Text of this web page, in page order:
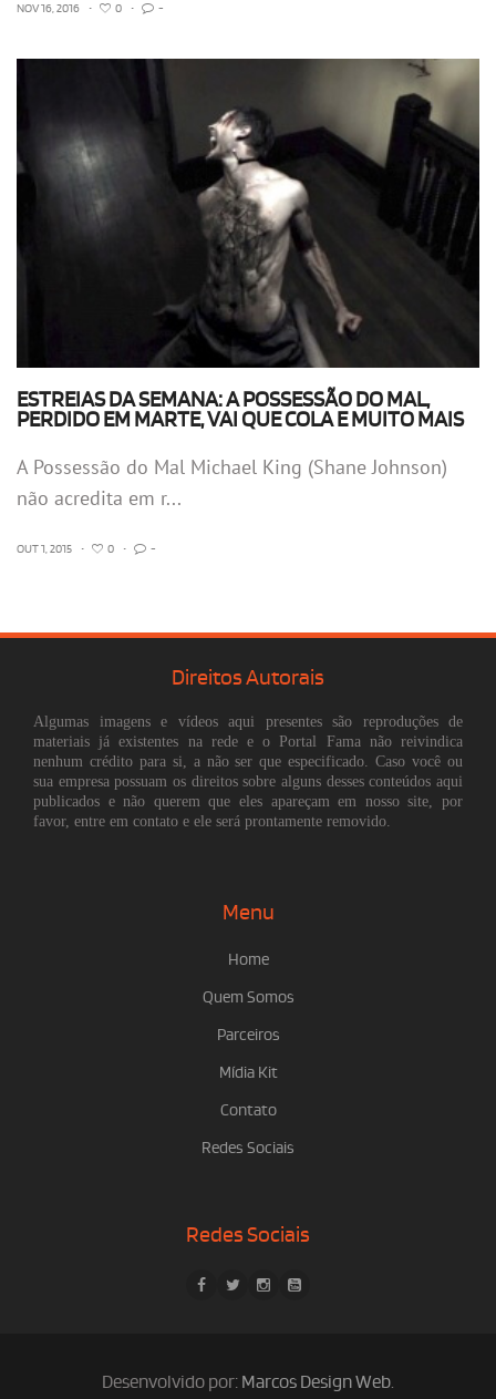
NOV 16, 2016 • 0 • -
ESTREIAS DA SEMANA: A POSSESSÃO DO MAL,
PERDIDO EM MARTE, VAI QUE COLA E MUITO MAIS
A Possessão do Mal Michael King (Shane Johnson)
não acredita em r...
OUT 1, 2015 • 0 • -
Direitos Autorais
Algumas imagens e vídeos aqui presentes são reproduções de
materiais já existentes na rede e o Portal Fama não reivindica
nenhum crédito para si, a não ser que especificado. Caso você ou
sua empresa possuam os direitos sobre alguns desses conteúdos aqui
publicados e não querem que eles apareçam em nosso site, por
favor, entre em contato e ele será prontamente removido.
Menu
Home
Quem Somos
Parceiros
Mídia Kit
Contato
Redes Sociais
Redes Sociais
Desenvolvido por: Marcos Design Web.